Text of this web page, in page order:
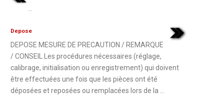
Depose
DEPOSE MESURE DE PRECAUTION / REMARQUE
/ CONSEIL Les procédures nécessaires (réglage,
calibrage, initialisation ou enregistrement) qui doivent
être effectuées une fois que les pièces ont été
déposées et reposées ou remplacées lors de la ...